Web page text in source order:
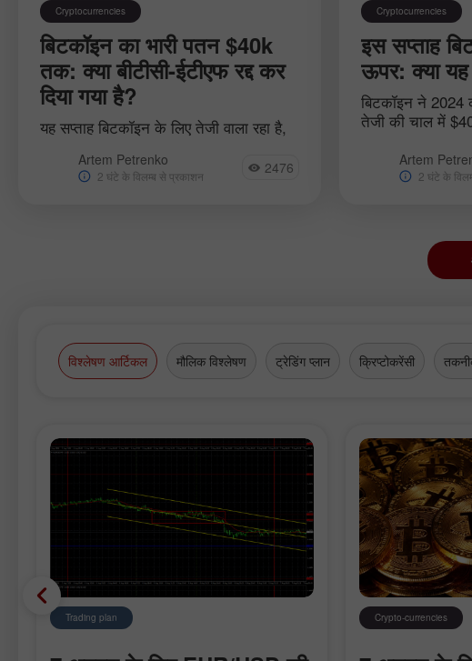
Cryptocurrencies
बिटकॉइन का भारी पतन $40k
तक: क्या बीटीसी-ईटीएफ रद्द कर
दिया गया है?
यह सप्ताह बिटकॉइन के लिए तेजी वाला रहा है,
कठिन प्रतिरोध क्षेत्रों को तोड़ दिया गया, और
तेजी की मात्रा लगातार बढ़.
Artem Petrenko
2 घंटे के विलम्ब से प्रकाशन 2476
Cryptocurrencies
इस सप्ताह
ऊपर: क्या
बिटकॉइन ने 2024
तेजी की चाल में
क्रिप्टोकरेंसी ने
Artem
2 घंटे के
विश्लेषण आर्टिकल मौलिक विश्लेषण ट्रेडिंग प्लान क्रिप्टोकरेंसी
Trading plan Crypto-currencies
एक डेमो